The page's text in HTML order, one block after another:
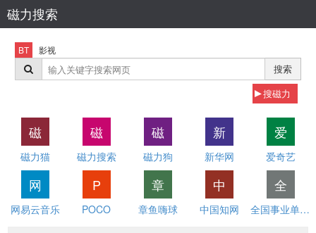
磁力搜索
BT 影视
搜索
搜磁力
磁
磁力猫
磁
磁力搜索
磁
磁力狗
新
新华网
爱
爱奇艺
网
网易云音乐
P
POCO
章
章鱼嗨球
中
中国知网
全
全国事业单位招聘网